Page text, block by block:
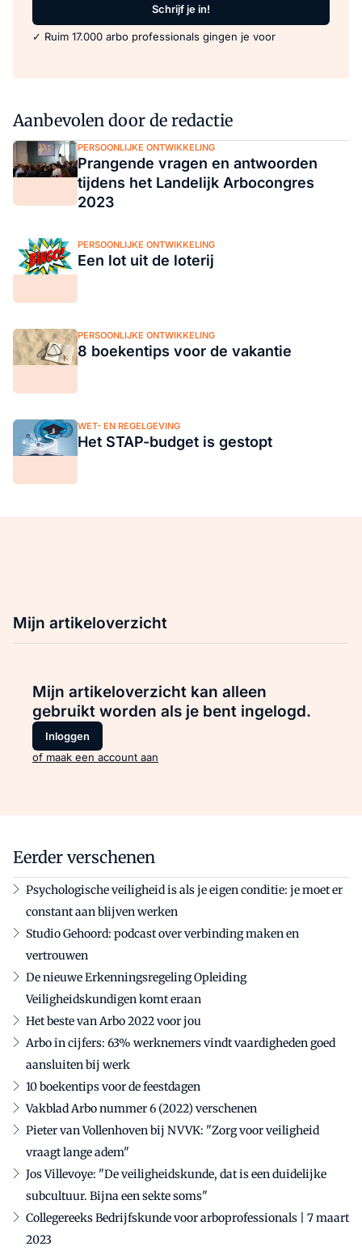
Schrijf je in!
✓ Ruim 17.000 arbo professionals gingen je voor
Aanbevolen door de redactie
PERSOONLIJKE ONTWIKKELING
Prangende vragen en antwoorden
tijdens het Landelijk Arbocongres
2023
PERSOONLIJKE ONTWIKKELING
Een lot uit de loterij
PERSOONLIJKE ONTWIKKELING
8 boekentips voor de vakantie
WET- EN REGELGEVING
Het STAP-budget is gestopt
Mijn artikeloverzicht
Mijn artikeloverzicht kan alleen
gebruikt worden als je bent ingelogd.
Inloggen
of maak een account aan
Eerder verschenen
Psychologische veiligheid is als je eigen conditie: je moet er
constant aan blijven werken
Studio Gehoord: podcast over verbinding maken en
vertrouwen
De nieuwe Erkenningsregeling Opleiding
Veiligheidskundigen komt eraan
Het beste van Arbo 2022 voor jou
Arbo in cijfers: 63% werknemers vindt vaardigheden goed
aansluiten bij werk
10 boekentips voor de feestdagen
Vakblad Arbo nummer 6 (2022) verschenen
Pieter van Vollenhoven bij NVVK: "Zorg voor veiligheid
vraagt lange adem"
Jos Villevoye: "De veiligheidskunde, dat is een duidelijke
subcultuur. Bijna een sekte soms"
Collegereeks Bedrijfskunde voor arboprofessionals | 7 maart
2023